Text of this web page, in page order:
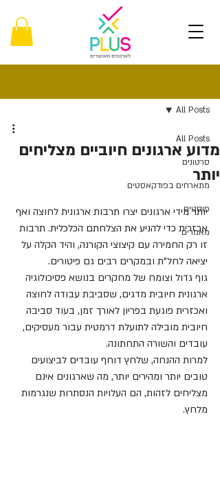
All Posts
סרטונים
מתארחים בפודקאסטים
פוסטים
מאמרים
All Posts
מדוע ארגונים חיוביים מצליחים
יותר
יותר מידי ארגונים יצרו תרבות ארגונית לחוצה ואף
אכזרית כדי להניע את הצלחתם הכלכלית. תרבות
זו רק החמירה עם קיצוצי הקורנה, והיד הקלה על
יציאה לחל"ת ובמקרים רבים גם פיטורים.
גוף גדול וצומח של מחקרים בנושא פסיכולוגיה
ארגונית חיובית מדגים, שסביבת עבודה לחוצה
ואכזרית פוגעת בפריון לאורך זמן, בעוד סביבה
חיובית מובילה לתועלת דרמטית עבור מעסיקים,
עובדים והשורה התחתונה.
למרות ההנחה, שלחץ דוחף עובדים לביצועים
טובים יותר ומהירים יותר, מה שארגונים אינם
מצליחים לזהות, הם העלויות הנסתרות שנגרמות
מלחץ.